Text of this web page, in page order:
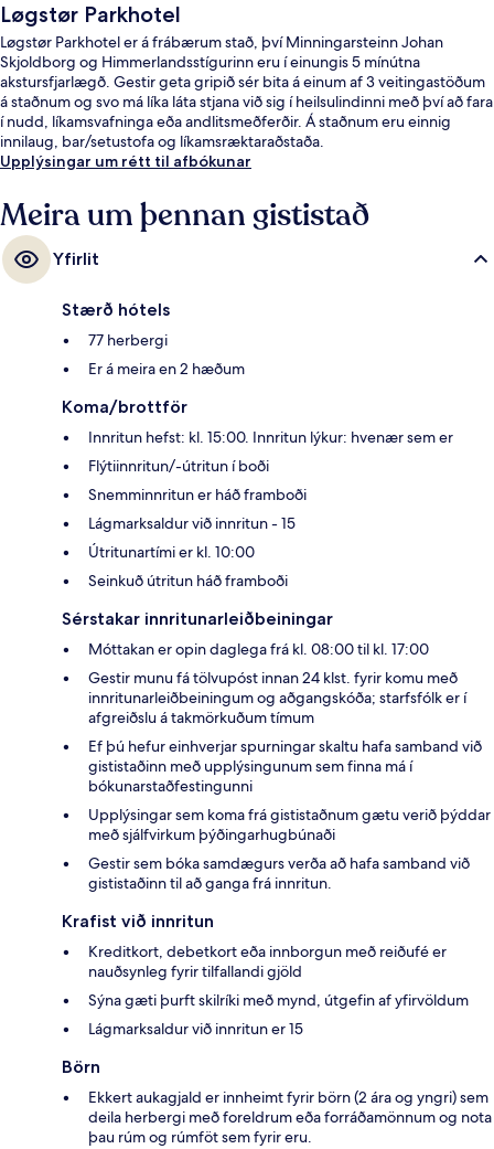
Løgstør Parkhotel
Løgstør Parkhotel er á frábærum stað, því Minningarsteinn Johan
Skjoldborg og Himmerlandsstígurinn eru í einungis 5 mínútna
akstursfjarlægð. Gestir geta gripið sér bita á einum af 3 veitingastöðum
á staðnum og svo má líka láta stjana við sig í heilsulindinni með því að fara
í nudd, líkamsvafninga eða andlitsmeðferðir. Á staðnum eru einnig
innilaug, bar/setustofa og líkamsræktaraðstaða.
Upplýsingar um rétt til afbókunar
Meira um þennan gististað
Yfirlit
Stærð hótels
77 herbergi
Er á meira en 2 hæðum
Koma/brottför
Innritun hefst: kl. 15:00. Innritun lýkur: hvenær sem er
Flýtiinnritun/-útritun í boði
Snemminnritun er háð framboði
Lágmarksaldur við innritun - 15
Útritunartími er kl. 10:00
Seinkuð útritun háð framboði
Sérstakar innritunarleiðbeiningar
Móttakan er opin daglega frá kl. 08:00 til kl. 17:00
Gestir munu fá tölvupóst innan 24 klst. fyrir komu með
innritunarleiðbeiningum og aðgangskóða; starfsfólk er í
afgreiðslu á takmörkuðum tímum
Ef þú hefur einhverjar spurningar skaltu hafa samband við
gististaðinn með upplýsingunum sem finna má í
bókunarstaðfestingunni
Upplýsingar sem koma frá gististaðnum gætu verið þýddar
með sjálfvirkum þýðingarhugbúnaði
Gestir sem bóka samdægurs verða að hafa samband við
gististaðinn til að ganga frá innritun.
Krafist við innritun
Kreditkort, debetkort eða innborgun með reiðufé er
nauðsynleg fyrir tilfallandi gjöld
Sýna gæti þurft skilríki með mynd, útgefin af yfirvöldum
Lágmarksaldur við innritun er 15
Börn
Ekkert aukagjald er innheimt fyrir börn (2 ára og yngri) sem
deila herbergi með foreldrum eða forráðamönnum og nota
þau rúm og rúmföt sem fyrir eru.